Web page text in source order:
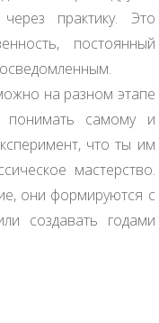
практику. Это
постоянный
на разном этапе
самому и
что ты им
мастерство.
они формируются с
создавать годами